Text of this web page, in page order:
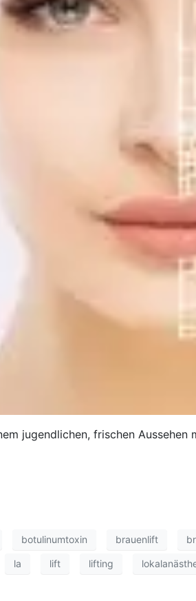
jugendlichen, frischen
botulinumtoxin brauenlift
la lift lifting